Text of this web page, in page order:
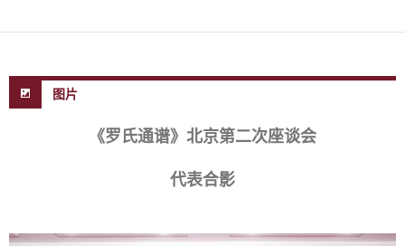
图片
《罗氏通谱》北京第二次座谈会
代表合影